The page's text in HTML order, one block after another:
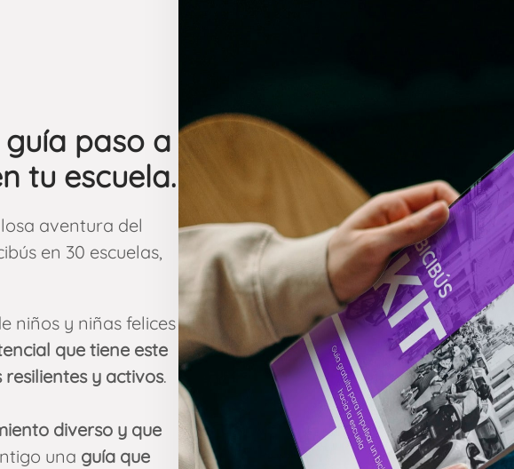
guía paso a
tu escuela.
aventura del
en 30 escuelas,
niños y niñas felices
que tiene este
resilientes y activos.
diverso y que
una guía que